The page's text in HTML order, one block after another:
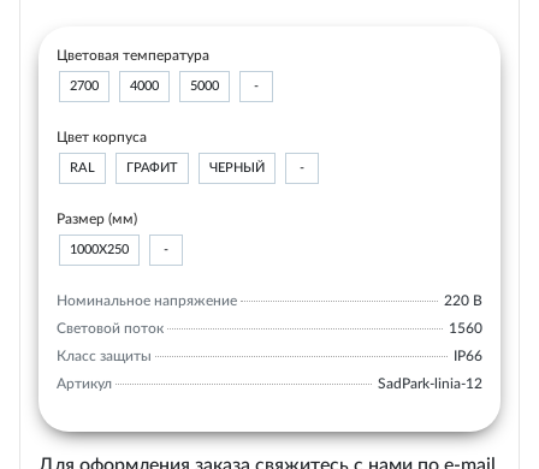
Цветовая температура
2700 4000 5000 -
Цвет корпуса
RAL ГРАФИТ ЧЕРНЫЙ -
Размер (мм)
1000Х250 -
Номинальное напряжение
220 В
Световой поток
1560
Класс защиты
IP66
Артикул
SadPark-linia-12